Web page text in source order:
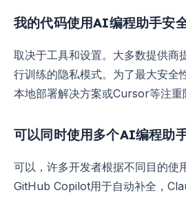
我的代码使用AI编程助手安
取决于工具和设置。大多数提供商
行训练的隐私模式。为了最大安全
本地部署解决方案或Cursor等注重
可以同时使用多个AI编程助
可以，许多开发者根据不同目的使
GitHub Copilot用于自动补全，